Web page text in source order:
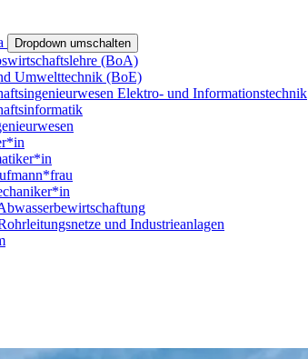
Dropdown umschalten
(BoA)
Umwelttechnik (BoE)
Elektro- und Informationstechnik
und Industrieanlagen